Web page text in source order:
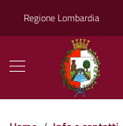
Regione Lombardia